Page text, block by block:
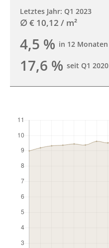
Letztes Jahr: Q1 2023
∅ € 10,12 / m²
4,5 % in 12 Monaten
17,6 % seit Q1 2020